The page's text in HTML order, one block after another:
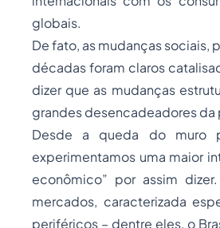
globais.
De fato, as mudanças
décadas foram claros
dizer que as mudanças
grandes desencadeadores
Desde a queda do muro
experimentamos uma maior
econômico” por assim
mercados, caracterizada
periféricos – dentre eles, o